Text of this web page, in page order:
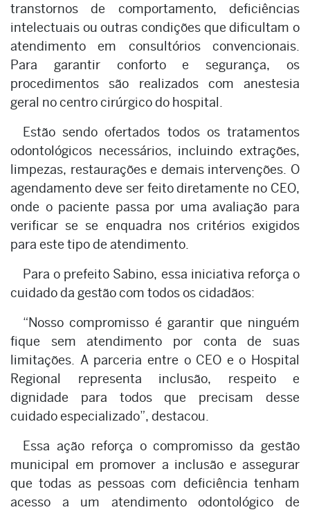
transtornos de comportamento, deficiências
intelectuais ou outras condições que dificultam o
atendimento em consultórios convencionais.
Para garantir conforto e segurança, os
procedimentos são realizados com anestesia
geral no centro cirúrgico do hospital.
Estão sendo ofertados todos os tratamentos
odontológicos necessários, incluindo extrações,
limpezas, restaurações e demais intervenções. O
agendamento deve ser feito diretamente no CEO,
onde o paciente passa por uma avaliação para
verificar se se enquadra nos critérios exigidos
para este tipo de atendimento.
Para o prefeito Sabino, essa iniciativa reforça o
cuidado da gestão com todos os cidadãos:
“Nosso compromisso é garantir que ninguém
fique sem atendimento por conta de suas
limitações. A parceria entre o CEO e o Hospital
Regional representa inclusão, respeito e
dignidade para todos que precisam desse
cuidado especializado”, destacou.
Essa ação reforça o compromisso da gestão
municipal em promover a inclusão e assegurar
que todas as pessoas com deficiência tenham
acesso a um atendimento odontológico de